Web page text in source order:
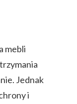
mebli
Jednak
i